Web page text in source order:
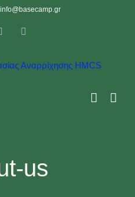
info@basecamp.gr
Instagram
us